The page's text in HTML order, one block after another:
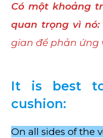
Có một khoảng
quan trọng vì nó:
gian để phản ứng
It is best
cushion:
On all sides of the